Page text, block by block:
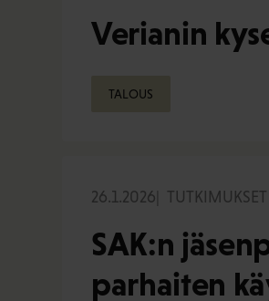
Verianin
TALOUS
26.1.2026 TUTKIMUKSET
SAK:n
parhaiten